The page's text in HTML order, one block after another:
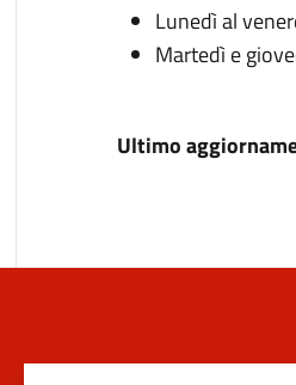
Lunedì al
Martedì e
Ultimo